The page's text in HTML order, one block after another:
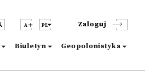
A PL Zaloguj
Biuletyn Geopolonistyka